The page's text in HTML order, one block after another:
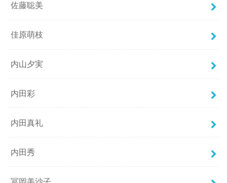
佐藤聡美
佳原萌枝
内山夕実
内田彩
内田真礼
内田秀